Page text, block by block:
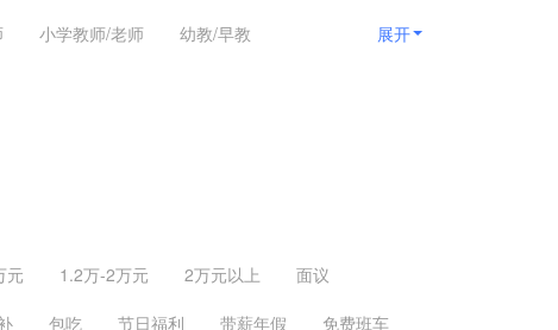
咨询顾问 电子电气
美容美发
小学教师/老师
幼教/早教
展开
元 1.2万-2万元 2万元以上
面议
包吃 节日福利 带薪年假
免费班车